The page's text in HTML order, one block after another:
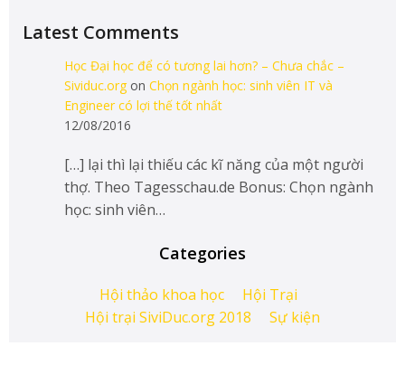
Latest Comments
Học Đại học để có tương lai hơn? – Chưa chắc –
Sividuc.orgon Chọn ngành học: sinh viên IT và
Engineer có lợi thế tốt nhất
12/08/2016
[…] lại thì lại thiếu các kĩ năng của một người
thợ. Theo Tagesschau.de Bonus: Chọn ngành
học: sinh viên…
Categories
Hội thảo khoa học
Hội Trại
Hội trại SiviDuc.org 2018
Sự kiện